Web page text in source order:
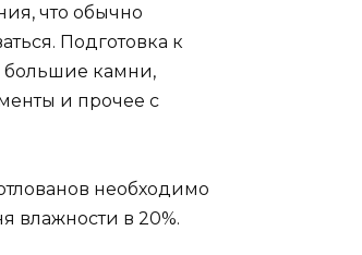
что обычно
Подготовка к
большие камни,
и прочее с
необходимо
влажности в 20%.